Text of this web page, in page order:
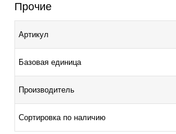
Прочие
Артикул
Базовая единица
Производитель
Сортировка по наличию